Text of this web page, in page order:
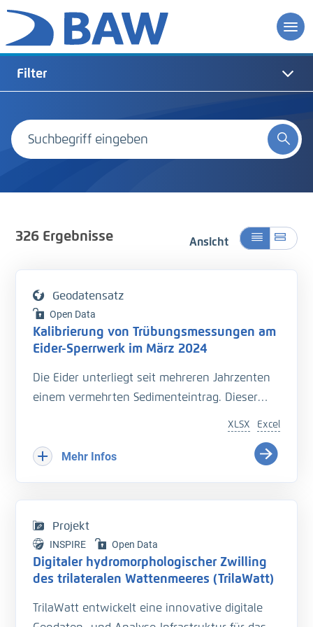
Filter
326Ergebnisse Ansicht
Geodatensatz
Open Data
Kalibrierung von Trübungsmessungen am
Eider-Sperrwerk im März 2024
Die Eider unterliegt seit mehreren Jahrzenten
einem vermehrten Sedimenteintrag. Dieser
Hinterlandes so wie die Schiffbarkeit des
Bundeswasserstraße.
der Entwässerung des Hinterlandes führt. Das
Kooperationsprojekt „Zukunft Eider“ wurde
geschaffen um Vorarbeiten zu leisten, welche
Anpassungen und Erweiterungen der
Excel
XLSX
Mehr Infos
Projekt
INSPIRE Open Data
Digitaler hydromorphologischer Zwilling
des trilateralen Wattenmeeres (TrilaWatt)
TrilaWatt entwickelt eine innovative digitale